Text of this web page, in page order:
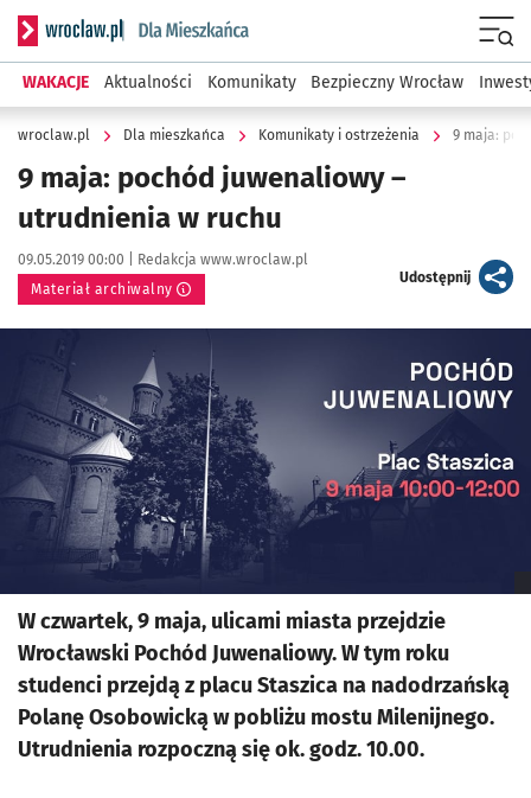
Serwis informacyjny wroclaw.pl podserwis: Dla mieszkańca
WAKACJE Aktualności Komunikaty Bezpieczny Wrocław
wroclaw.pl Dla mieszkańca Komunikaty i ostrzeżenia 9 maja:
9 maja: pochód juwenaliowy –
utrudnienia w ruchu
Data publikacji:
09.05.2019 00:00 | Autor:
Redakcja www.wroclaw.pl
Materiał archiwalny
Udostępnijartykuł
Kliknij, aby powiększyć
W czwartek, 9 maja, ulicami miasta przejdzie
Wrocławski Pochód Juwenaliowy. W tym roku
studenci przejdą z placu Staszica na nadodrzańską
Polanę Osobowicką w pobliżu mostu Milenijnego.
Utrudnienia rozpoczną się ok. godz. 10.00.